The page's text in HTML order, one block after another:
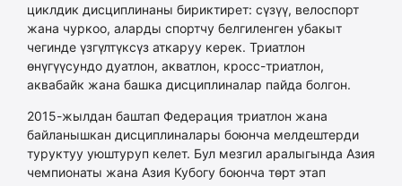
циклдик дисциплинаны бириктирет: сүзүү, велоспорт
жана чуркоо, аларды спортчу белгиленген убакыт
чегинде үзгүлтүксүз аткаруу керек. Триатлон
өнүгүүсундо дуатлон, акватлон, кросс-триатлон,
аквабайк жана башка дисциплиналар пайда болгон.
2015-жылдан баштап Федерация триатлон жана
байланышкан дисциплиналары боюнча мелдештерди
туруктуу уюштуруп келет. Бул мезгил аралыгында Азия
чемпионаты жана Азия Кубогу боюнча төрт этап